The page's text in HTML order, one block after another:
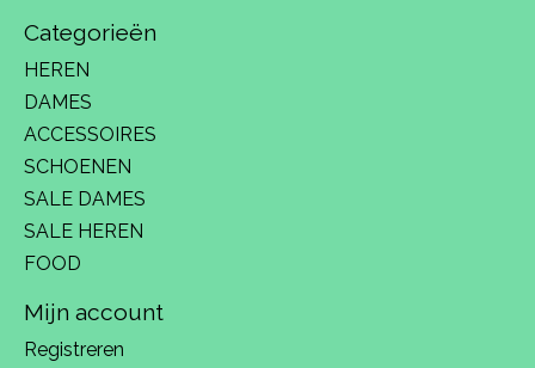
Categorieën
HEREN
DAMES
ACCESSOIRES
SCHOENEN
SALE DAMES
SALE HEREN
FOOD
Mijn account
Registreren